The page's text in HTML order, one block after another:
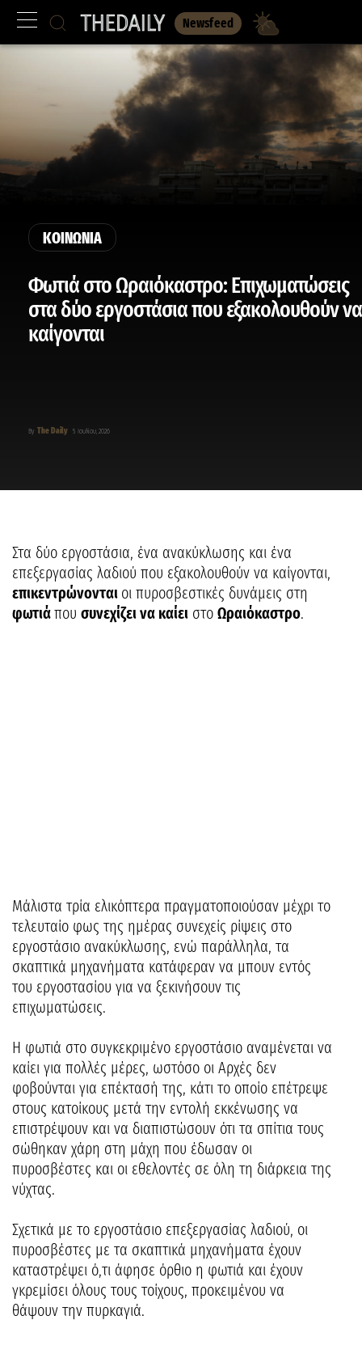
Newsfeed
ΚΟΙΝΩΝΙΑ
Φωτιά στο Ωραιόκαστρο: Επιχωματώσεις
στα δύο εργοστάσια που εξακολουθούν να
καίγονται
By The Daily 5 Ιουλίου, 2026
Στα δύο εργοστάσια, ένα ανακύκλωσης και ένα
επεξεργασίας λαδιού που εξακολουθούν να καίγονται,
επικεντρώνονται οι πυροσβεστικές δυνάμεις στη
φωτιάπου συνεχίζει να καίει στο Ωραιόκαστρο.
Μάλιστα τρία ελικόπτερα πραγματοποιούσαν μέχρι το
τελευταίο φως της ημέρας συνεχείς ρίψεις στο
εργοστάσιο ανακύκλωσης, ενώ παράλληλα, τα
σκαπτικά μηχανήματα κατάφεραν να μπουν εντός
του εργοστασίου για να ξεκινήσουν τις
επιχωματώσεις.
Η φωτιά στο συγκεκριμένο εργοστάσιο αναμένεται να
καίει για πολλές μέρες, ωστόσο οι Αρχές δεν
φοβούνται για επέκτασή της, κάτι το οποίο επέτρεψε
στους κατοίκους μετά την εντολή εκκένωσης να
επιστρέψουν και να διαπιστώσουν ότι τα σπίτια τους
σώθηκαν χάρη στη μάχη που έδωσαν οι
πυροσβέστες και οι εθελοντές σε όλη τη διάρκεια της
νύχτας.
Σχετικά με το εργοστάσιο επεξεργασίας λαδιού, οι
πυροσβέστες με τα σκαπτικά μηχανήματα έχουν
καταστρέψει ό,τι άφησε όρθιο η φωτιά και έχουν
γκρεμίσει όλους τους τοίχους, προκειμένου να
θάψουν την πυρκαγιά.